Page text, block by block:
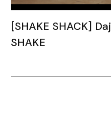
[SHAKE SHACK]
SHAKE